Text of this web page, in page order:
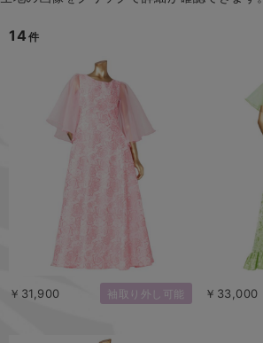
14 件
￥31,900 袖取り外し可能 ￥33,000